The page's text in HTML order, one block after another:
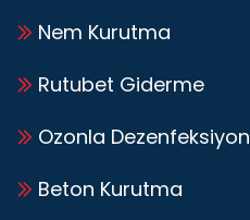
Nem Kurutma
Rutubet Giderme
Ozonla Dezenfeksiyon
Beton Kurutma